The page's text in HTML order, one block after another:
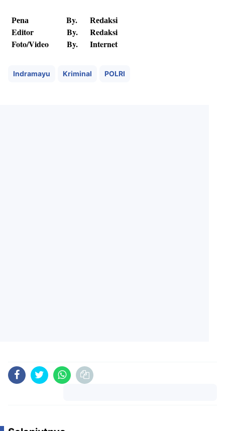
Pena By. Redaksi
Editor By.
Redaksi
Foto/Video
By. Internet
Indramayu Kriminal POLRI